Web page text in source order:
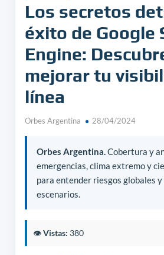
Los secretos
éxito de Google
Engine:
mejorar tu
línea
Orbes Argentina 28/04/2024
Orbes Argentina.Cobertura y
emergencias, clima extremo y
para entender riesgos globales
escenarios.
👁️Vistas: 380